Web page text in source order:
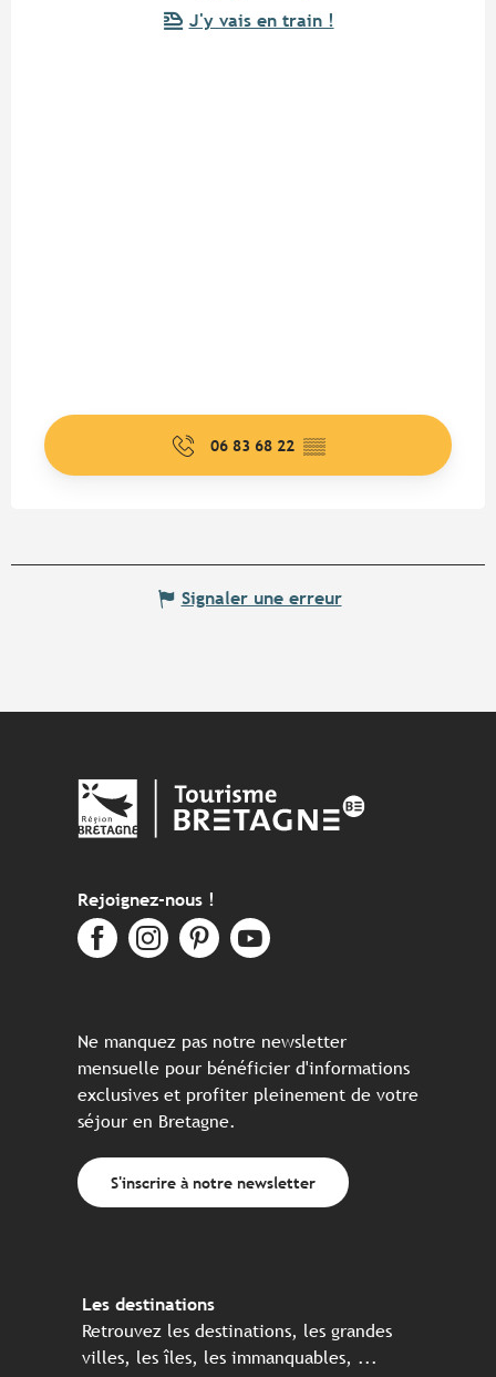
J'y vais en train !
06 83 68 22 ▒▒
Signaler une erreur
Rejoignez-nous !
Ne manquez pas notre newsletter
mensuelle pour bénéficier d'informations
exclusives et profiter pleinement de votre
séjour en Bretagne.
S'inscrire à notre newsletter
Les destinations
Retrouvez les destinations, les grandes
villes, les îles, les immanquables, ...